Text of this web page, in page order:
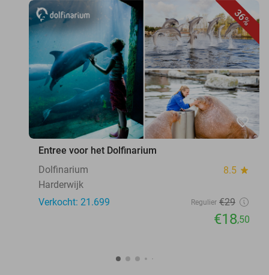
36%
favorite_border
Entree voor het Dolfinarium
Dolfinarium
8.5 star
Harderwijk
Verkocht: 21.699
Regulier €29
€18,50